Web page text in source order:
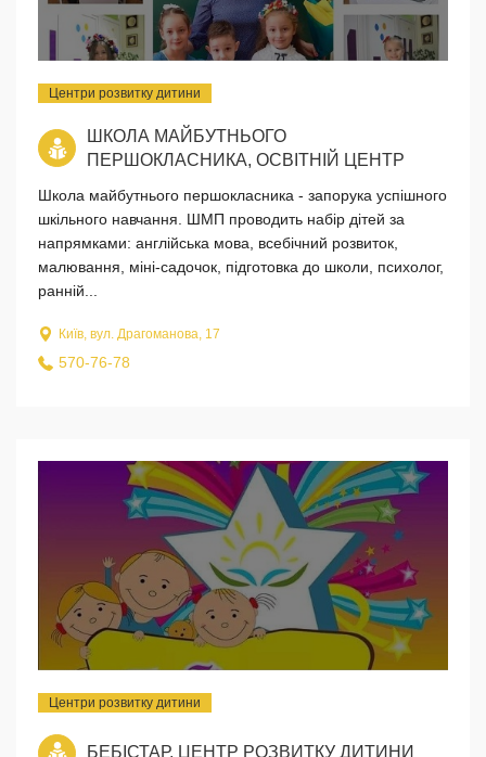
Центри розвитку дитини
ШКОЛА МАЙБУТНЬОГО
ПЕРШОКЛАСНИКА, ОСВІТНІЙ ЦЕНТР
Школа майбутнього першокласника - запорука успішного
шкільного навчання. ШМП проводить набір дітей за
напрямками: англійська мова, всебічний розвиток,
малювання, міні-садочок, підготовка до школи, психолог,
ранній...
Київ, вул. Драгоманова, 17
570-76-78
Центри розвитку дитини
БЕБІСТАР, ЦЕНТР РОЗВИТКУ ДИТИНИ